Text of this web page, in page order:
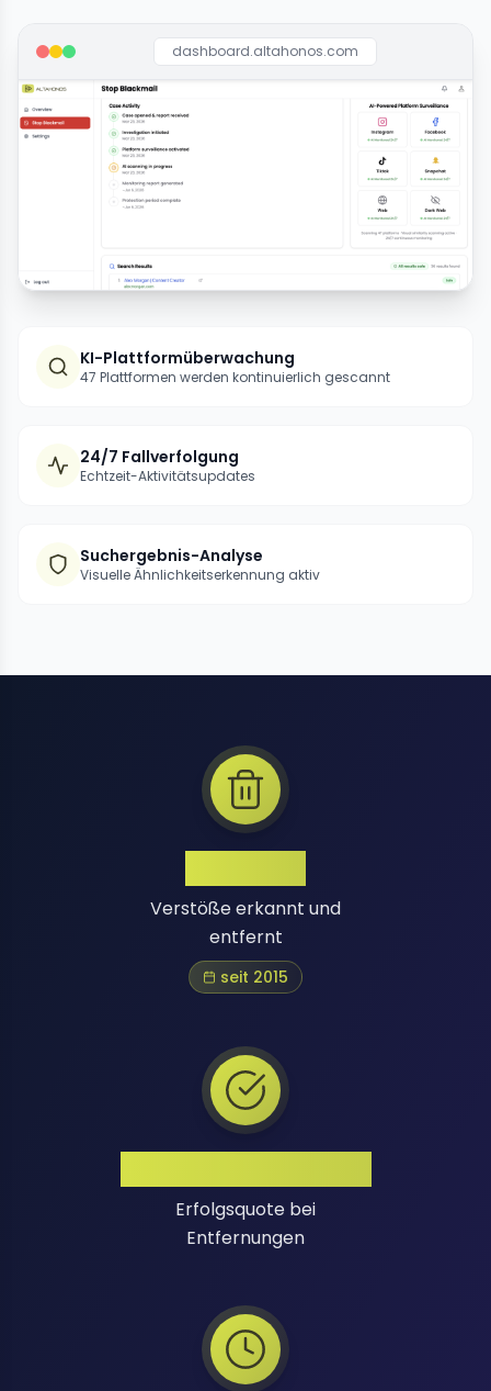
dashboard.altahonos.com
KI-Plattformüberwachung
47 Plattformen werden kontinuierlich gescannt
24/7 Fallverfolgung
Echtzeit-Aktivitätsupdates
Suchergebnis-Analyse
Visuelle Ähnlichkeitserkennung aktiv
Verstöße erkannt und
entfernt
seit 2015
Erfolgsquote bei
Entfernungen